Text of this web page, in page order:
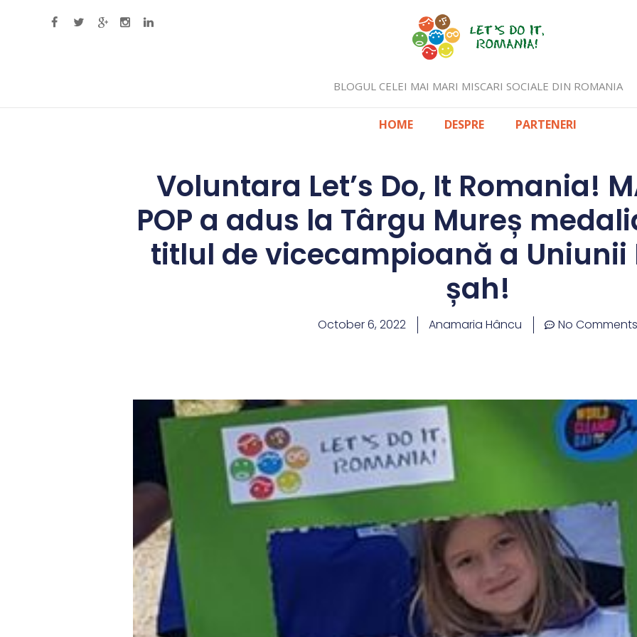
BLOGUL CELEI MAI MARI MISCARI SOCIALE DIN ROMANIA
HOME DESPRE PARTENERI
Voluntara Let’s Do, It Romania!
POP a adus la Târgu Mureș
titlul de vicecampioană a Uniunii
șah!
October 6, 2022 Anamaria Hâncu No Comments